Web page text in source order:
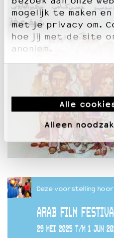
mogelijk te maken
met je privacy om.
hoe jij met de site
anoniem.
Alle
Alleen
Deze voorstelling
ARAB FILM
29 MEI 2025 T/M 1 JUN